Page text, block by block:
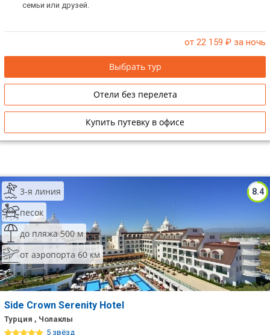
семьи или друзей.
от 22 159 ₽ за ночь
Выбрать тур
Отели без перелета
Купить путевку в офисе
8.4
3-я линия
песок
до пляжа 500 м
от аэропорта 60 км
Side Crown Serenity Hotel
Турция , Чолаклы
5 звёзд